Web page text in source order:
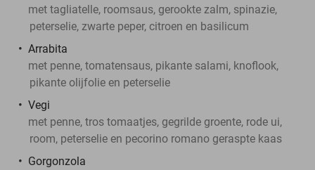
met tagliatelle, roomsaus, gerookte zalm, spinazie,
peterselie, zwarte peper, citroen en basilicum
Arrabita
met penne, tomatensaus, pikante salami, knoflook,
pikante olijfolie en peterselie
Vegi
met penne, tros tomaatjes, gegrilde groente, rode ui,
room, peterselie en pecorino romano geraspte kaas
Gorgonzola